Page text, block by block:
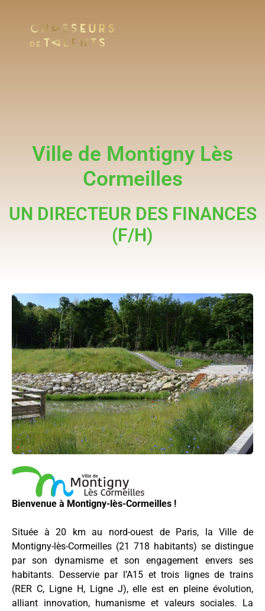
Ville de Montigny Lès
Cormeilles
UN DIRECTEUR DES FINANCES
(F/H)
Bienvenue à Montigny-lès-Cormeilles !
Située à 20 km au nord-ouest de Paris, la Ville de
Montigny-lès-Cormeilles (21 718 habitants) se distingue
par son dynamisme et son engagement envers ses
habitants. Desservie par l’A15 et trois lignes de trains
(RER C, Ligne H, Ligne J), elle est en pleine évolution,
alliant innovation, humanisme et valeurs sociales. La